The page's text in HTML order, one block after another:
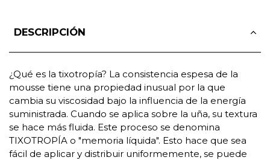
DESCRIPCIÓN
¿Qué es la tixotropía? La consistencia espesa de la
mousse tiene una propiedad inusual por la que
cambia su viscosidad bajo la influencia de la energía
suministrada. Cuando se aplica sobre la uña, su textura
se hace más fluida. Este proceso se denomina
TIXOTROPÍA o "memoria líquida". Esto hace que sea
fácil de aplicar y distribuir uniformemente, se puede